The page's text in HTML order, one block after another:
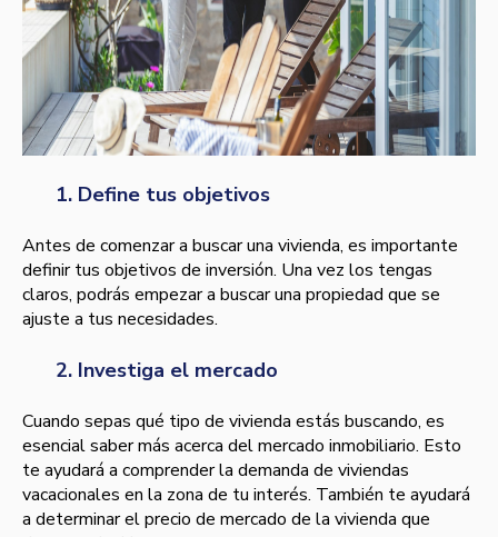
1. Define tus objetivos
Antes de comenzar a buscar una vivienda, es importante
definir tus objetivos de inversión. Una vez los tengas
claros, podrás empezar a buscar una propiedad que se
ajuste a tus necesidades.
2. Investiga el mercado
Cuando sepas qué tipo de vivienda estás buscando, es
esencial saber más acerca del mercado inmobiliario. Esto
te ayudará a comprender la demanda de viviendas
vacacionales en la zona de tu interés. También te ayudará
a determinar el precio de mercado de la vivienda que